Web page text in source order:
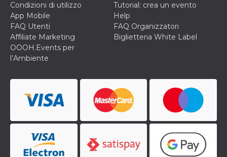
Condizioni di utilizzo
Tutorial: crea un evento
App Mobile
Help
FAQ Utenti
FAQ Organizzatori
Affiliate Marketing
Biglietteria White Label
OOOH.Events per
l’Ambiente